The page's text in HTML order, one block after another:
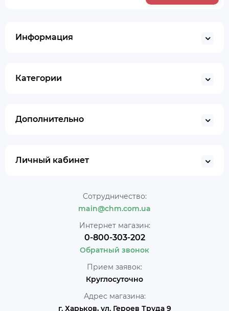
Информация
Категории
Дополнительно
Личный кабинет
Сотрудничество:
main@chm.com.ua
Интернет магазин:
0-800-303-202
Обратный звонок
Прием заявок:
Круглосуточно
Адрес магазина:
г. Харьков, ул. Героев Труда 9